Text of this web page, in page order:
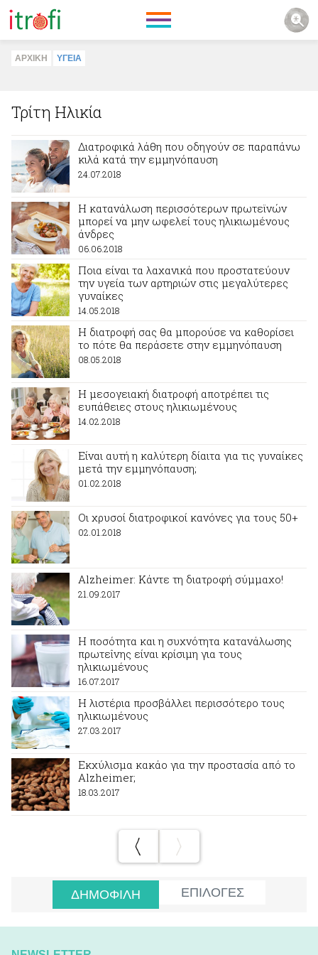
ΑΡΧΙΚΗ ΥΓΕΙΑ
Τρίτη Ηλικία
Διατροφικά λάθη που οδηγούν σε παραπάνω
κιλά κατά την εμμηνόπαυση
24.07.2018
Η κατανάλωση περισσότερων πρωτεϊνών
μπορεί να μην ωφελεί τους ηλικιωμένους
άνδρες
06.06.2018
Ποια είναι τα λαχανικά που προστατεύουν
την υγεία των αρτηριών στις μεγαλύτερες
γυναίκες
14.05.2018
Η διατροφή σας θα μπορούσε να καθορίσει
το πότε θα περάσετε στην εμμηνόπαυση
08.05.2018
Η μεσογειακή διατροφή αποτρέπει τις
ευπάθειες στους ηλικιωμένους
14.02.2018
Είναι αυτή η καλύτερη δίαιτα για τις γυναίκες
μετά την εμμηνόπαυση;
01.02.2018
Οι χρυσοί διατροφικοί κανόνες για τους 50+
02.01.2018
Alzheimer: Κάντε τη διατροφή σύμμαχο!
21.09.2017
Η ποσότητα και η συχνότητα κατανάλωσης
πρωτεΐνης είναι κρίσιμη για τους
ηλικιωμένους
16.07.2017
Η λιστέρια προσβάλλει περισσότερο τους
ηλικιωμένους
27.03.2017
Εκχύλισμα κακάο για την προστασία από το
Alzheimer;
18.03.2017
ΔΗΜΟΦΙΛΗ ΕΠΙΛΟΓΕΣ